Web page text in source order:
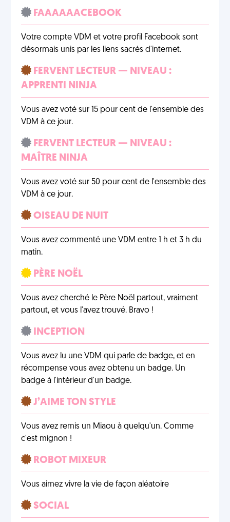
FAAAAAACEBOOK
Votre compte VDM et votre profil Facebook sont
désormais unis par les liens sacrés d'internet.
FERVENT LECTEUR — NIVEAU :
APPRENTI NINJA
Vous avez voté sur 15 pour cent de l'ensemble des
VDM à ce jour.
FERVENT LECTEUR — NIVEAU :
MAÎTRE NINJA
Vous avez voté sur 50 pour cent de l'ensemble des
VDM à ce jour.
OISEAU DE NUIT
Vous avez commenté une VDM entre 1 h et 3 h du
matin.
PÈRE NOËL
Vous avez cherché le Père Noël partout, vraiment
partout, et vous l'avez trouvé. Bravo !
INCEPTION
Vous avez lu une VDM qui parle de badge, et en
récompense vous avez obtenu un badge. Un
badge à l'intérieur d'un badge.
J’AIME TON STYLE
Vous avez remis un Miaou à quelqu'un. Comme
c'est mignon !
ROBOT MIXEUR
Vous aimez vivre la vie de façon aléatoire
SOCIAL